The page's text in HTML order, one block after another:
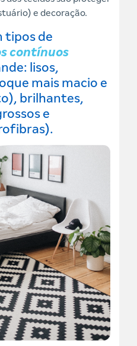
e decoração.
tipos de
contínuos
lisos,
mais macio e
brilhantes,
e